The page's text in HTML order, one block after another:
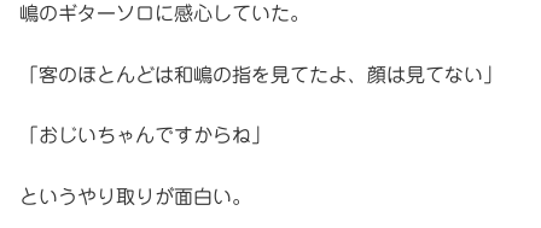
嶋のギターソロに感心していた。
「客のほとんどは和嶋の指を見てたよ、顔は見てない」
「おじいちゃんですからね」
というやり取りが面白い。